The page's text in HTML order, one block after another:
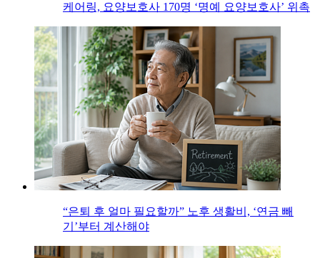
케어링, 요양보호사 170명 ‘명예 요양보호사’ 위촉
“은퇴 후 얼마 필요할까” 노후 생활비, ‘연금 빼
기’부터 계산해야